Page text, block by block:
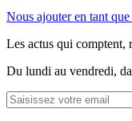
Nous ajouter en tant
Les actus qui comptent,
Du lundi au vendredi,